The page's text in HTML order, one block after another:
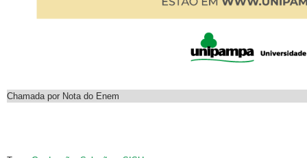
Chamada por Nota do Enem